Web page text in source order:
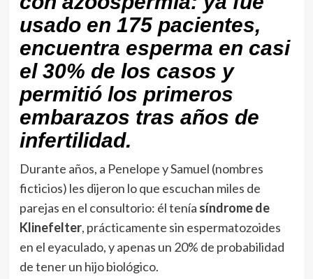
usado en 175 pacientes,
encuentra esperma en casi
el 30% de los casos y
permitió los primeros
embarazos tras años de
infertilidad.
Durante años, a Penelope y Samuel (nombres
ficticios) les dijeron lo que escuchan miles de
parejas en el consultorio: él tenía síndrome de
Klinefelter, prácticamente sin espermatozoides
en el eyaculado, y apenas un 20% de probabilidad
de tener un hijo biológico.